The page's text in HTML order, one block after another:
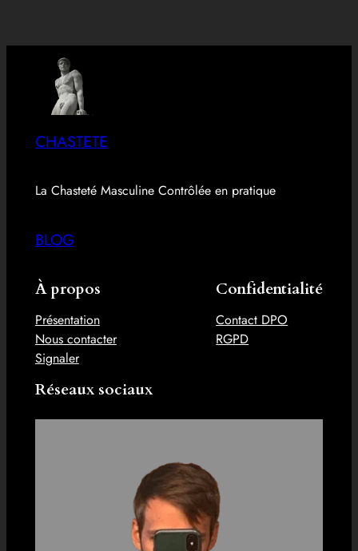
CHASTETE
La Chasteté Masculine Contrôlée en pratique
BLOG
À propos
Présentation
Nous contacter
Signaler
Confidentialité
Contact DPO
RGPD
Réseaux sociaux